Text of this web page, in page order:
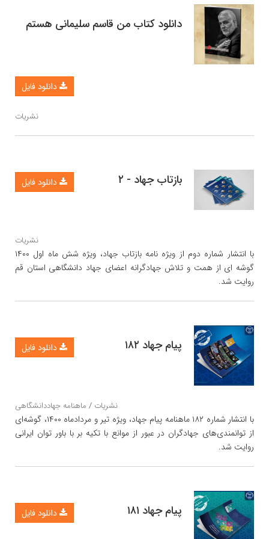
دانلود کتاب من قاسم سلیمانی هستم
دانلود فایل
نشریات
بازتاب جهاد - ۲ دانلود فایل
نشریات
با انتشار شماره دوم از ویژه نامه بازتاب جهاد، ویژه شش ماه اول ۱۴۰۰
گوشه ای از همت و تلاش جهادگرانه اعضای جهاد دانشگاهی استان قم
روایت شد.
پیام جهاد ۱۸۲ دانلود فایل
نشریات / ماهنامه جهاددانشگاهی
با انتشار شماره ۱۸۲ ماهنامه پیام جهاد، ویژه تیر و مردادماه ۱۴۰۰، گوشه‌ای
از توانمندی‌های جهادگران در عبور از موانع با تکیه بر با باور توان ایرانی
روایت شد.
پیام جهاد ۱۸۱ دانلود فایل